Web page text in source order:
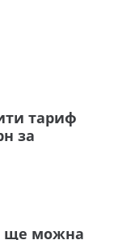
тариф
за
ще можна